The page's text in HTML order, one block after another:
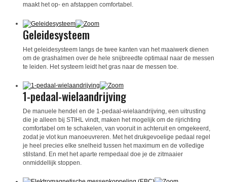
maakt het op- en afstappen comfortabel.
Geleidesysteem
Het geleidesysteem langs de twee kanten van het maaiwerk dienen
om de grashalmen over de hele snijbreedte optimaal naar de messen
te leiden. Het systeem leidt het gras naar de messen toe.
1-pedaal-wielaandrijving
De manuele hendel en de 1-pedaal-wielaandrijving, een uitrusting
die je alleen bij STIHL vindt, maken het mogelijk om de rijrichting
comfortabel om te schakelen, van vooruit in achteruit en omgekeerd,
zodat je vlot kun manoeuvreren. Met het drukgevoelige pedaal regel
je heel precies elke snelheid tussen het maximum en de volledige
stilstand. En met het aparte rempedaal doe je de zitmaaier
onmiddellijk stoppen.